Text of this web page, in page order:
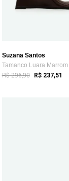
Suzana Santos
R$ 296,90 R$ 237,51